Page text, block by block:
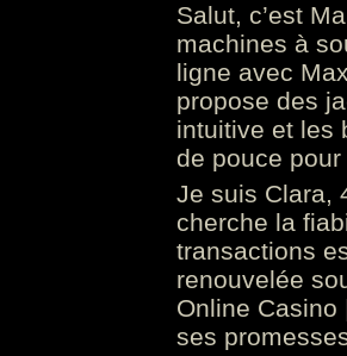
Salut, c’est
machines à
ligne avec
propose des
intuitive et les
de pouce
Je suis Clara,
cherche la
transactions
renouvelée
Online
ses